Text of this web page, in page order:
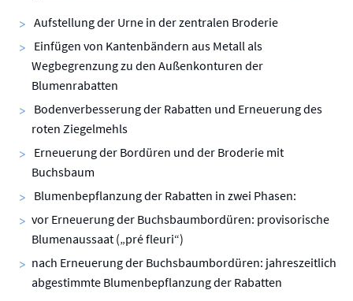
Aufstellung der Urne in der zentralen Broderie
Einfügen von Kantenbändern aus Metall als
Wegbegrenzung zu den Außenkonturen der
Blumenrabatten
Bodenverbesserung der Rabatten und Erneuerung des
roten Ziegelmehls
Erneuerung der Bordüren und der Broderie mit
Buchsbaum
Blumenbepflanzung der Rabatten in zwei Phasen:
vor Erneuerung der Buchsbaumbordüren: provisorische
Blumenaussaat („pré fleuri“)
nach Erneuerung der Buchsbaumbordüren: jahreszeitlich
abgestimmte Blumenbepflanzung der Rabatten